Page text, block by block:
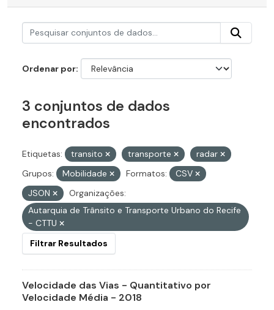
Ordenar por
3 conjuntos de dados
encontrados
Etiquetas: transito transporte
radar
Grupos:
Mobilidade Formatos:
CSV
JSON
Organizações:
Autarquia de Trânsito e Transporte Urbano do Recife
- CTTU
Filtrar Resultados
Velocidade das Vias - Quantitativo por
Velocidade Média - 2018